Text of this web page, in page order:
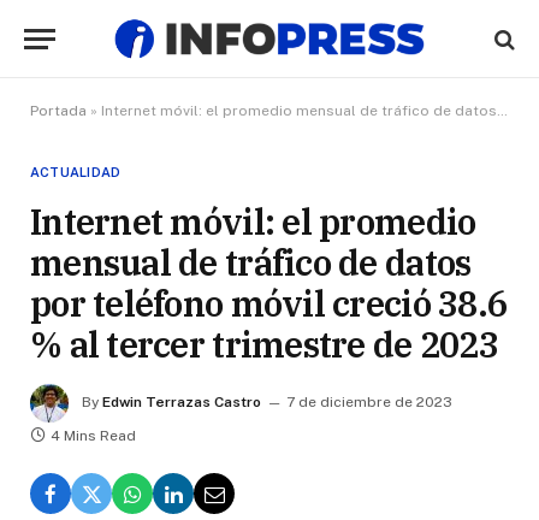
Portada » Internet móvil: el promedio mensual de tráfico de datos por teléfono móvil creció 38.6 % al tercer trimestre de 2023
ACTUALIDAD
Internet móvil: el promedio
mensual de tráfico de datos
por teléfono móvil creció 38.6
% al tercer trimestre de 2023
By Edwin Terrazas Castro
7 de diciembre de 2023
4 Mins Read